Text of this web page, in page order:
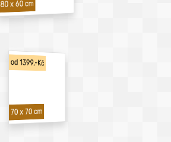
80 x 60 cm
od 1399,-Kč
70 x 70 cm